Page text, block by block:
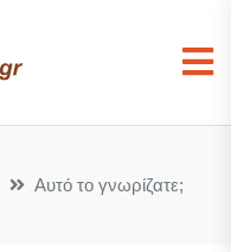
Αυτό το γνωρίζατε;